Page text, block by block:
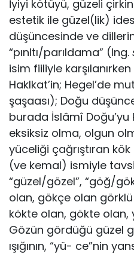
İyiyi kötü­yü, güzeli
estetik ile güzel(lik)
düşüncesinde ve
“pınltı/parıldama” (Ing.
isim fi­iliyle
Haklkat’in; Hegel’de
şaşaası); Doğu
burada İslâmî
eksiksiz ol­ma, olgun
yüceliği çağrıştıran
(ve kemal) ismiyle
“güzel/gözel”, “göğ/
olan, gökçe olan
kökte olan, gökte olan,
Gözün gördüğü güzel
ışığının, “yü- ce”nin